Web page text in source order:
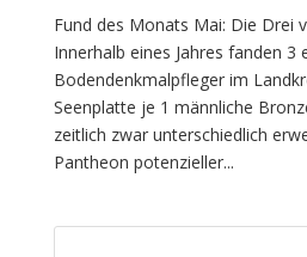
Fund des Monats Mai: Die Drei
Innerhalb eines Jahres fanden 3
Bodendenkmalpfleger im
Seenplatte je 1 männliche
zeitlich zwar unterschiedlich
Pantheon potenzieller...